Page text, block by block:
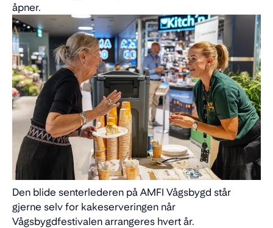
åpner.
Den blide senterlederen på AMFI Vågsbygd står
gjerne selv for kakeserveringen når
Vågsbygdfestivalen arrangeres hvert år.